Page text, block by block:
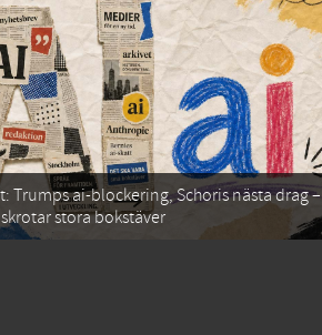
Trumps ai-blockering, Schoris nästa drag –
stora bokstäver